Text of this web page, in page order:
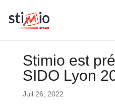
Stimio est
SIDO Lyon
Juil 26, 2022